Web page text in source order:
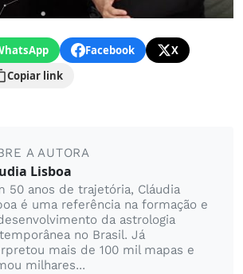
Facebook
X
Copiar link
A AUTORA
Lisboa
50 anos de trajetória, Cláudia
é uma referência na formação e
da astrologia
no Brasil. Já
mais de 100 mil mapas e
milhares...